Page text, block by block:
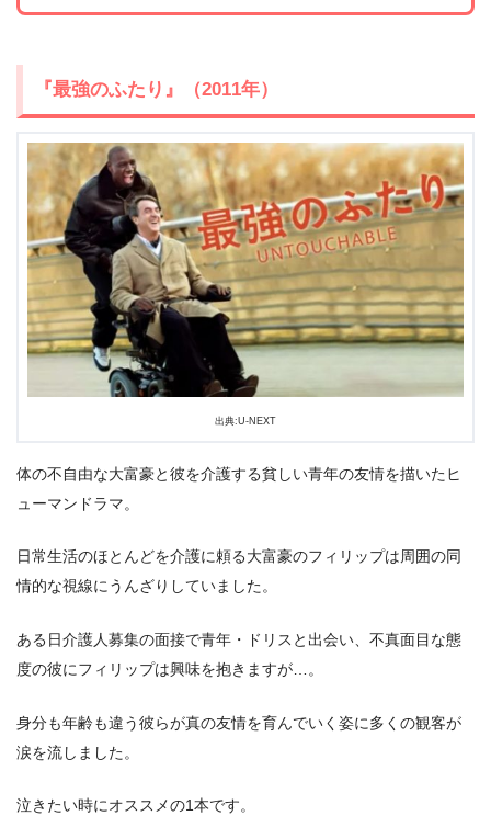
『最強のふたり』（2011年）
出典:U-NEXT
体の不自由な大富豪と彼を介護する貧しい青年の友情を描いたヒ
ューマンドラマ。
日常生活のほとんどを介護に頼る大富豪のフィリップは周囲の同
情的な視線にうんざりしていました。
ある日介護人募集の面接で青年・ドリスと出会い、不真面目な態
度の彼にフィリップは興味を抱きますが…。
身分も年齢も違う彼らが真の友情を育んでいく姿に多くの観客が
涙を流しました。
泣きたい時にオススメの1本です。